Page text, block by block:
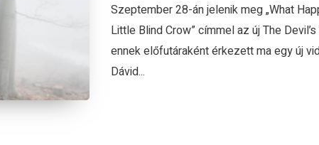
Szeptember 28-án jelenik meg „What
Little Blind Crow” címmel az új The
ennek előfutáraként érkezett ma egy új
Dávid...